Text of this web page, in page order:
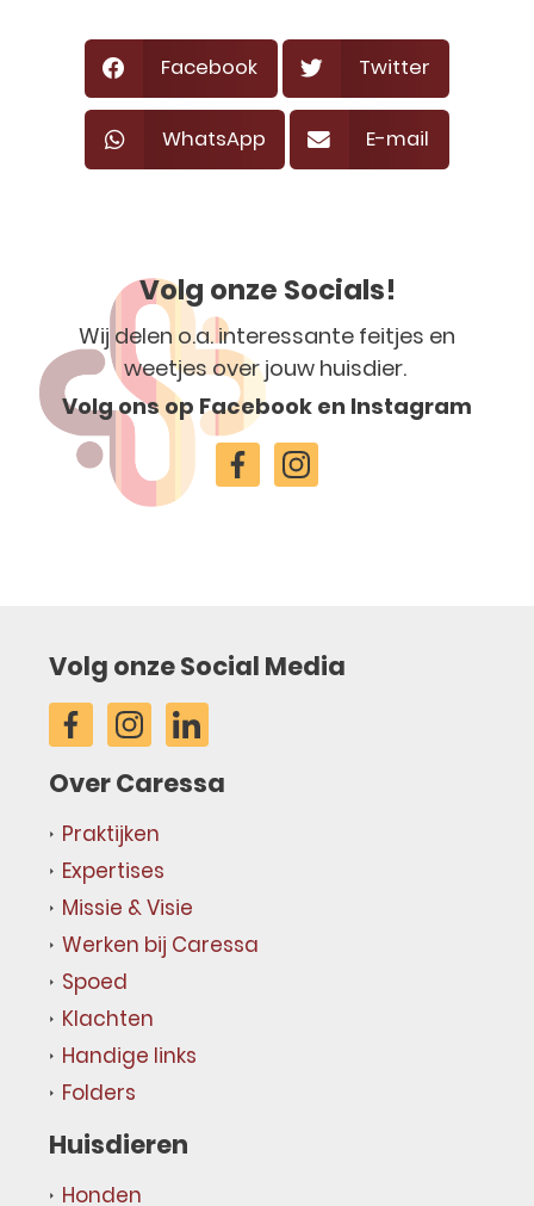
Facebook Twitter
WhatsApp E-mail
Volg onze Socials!
Wij delen o.a. interessante feitjes en
weetjes over jouw huisdier.
Volg ons op Facebook en Instagram
Volg onze Social Media
Over Caressa
Praktijken
Expertises
Missie & Visie
Werken bij Caressa
Spoed
Klachten
Handige links
Folders
Huisdieren
Honden